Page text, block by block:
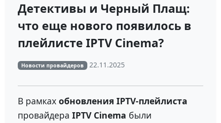
Детективы и Черный Плащ:
что еще нового появилось в
плейлисте IPTV Cinema?
Новости провайдеров 22.11.2025
В рамках обновления IPTV-плейлиста
провайдера IPTV Cinema были